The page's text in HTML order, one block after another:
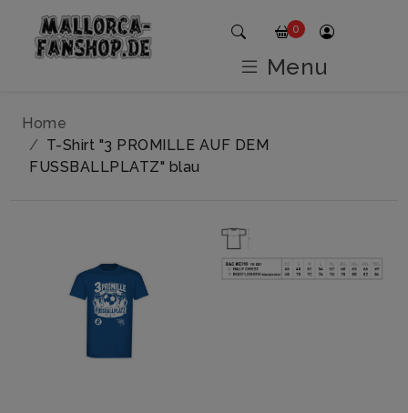
Home
T-Shirt "3 PROMILLE AUF DEM
FUSSBALLPLATZ" blau
0
Menu